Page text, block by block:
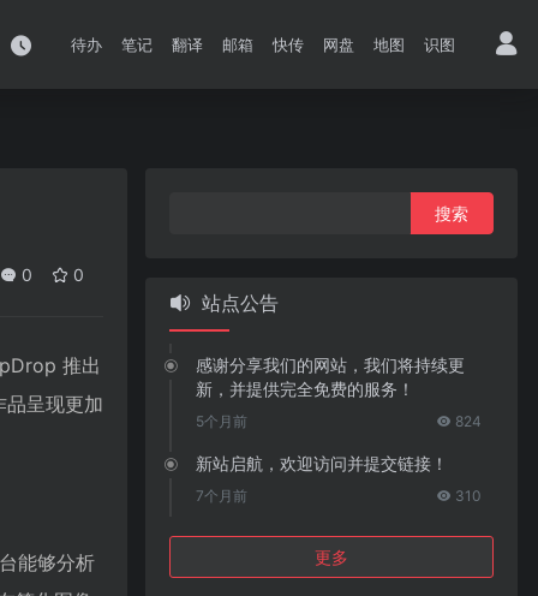
待办 笔记 翻译 邮箱 快传 网盘 地图 识图
0 0
推出
品呈现更加
能够分析
站点公告
感谢分享我们的网站，我们将持续更
新，并提供完全免费的服务！
5个月前 824
新站启航，欢迎访问并提交链接！
7个月前 310
更多